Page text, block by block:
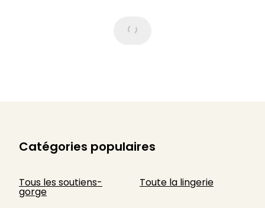
Catégories populaires
Tous les soutiens-
gorge
Toute la lingerie